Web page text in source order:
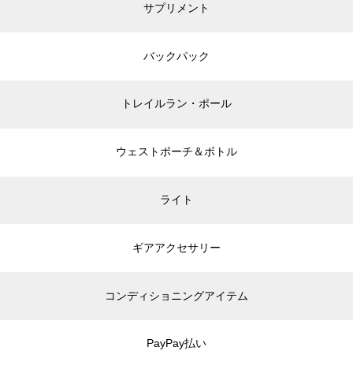
サプリメント
バックパック
トレイルラン・ポール
ウェストポーチ＆ボトル
ライト
ギアアクセサリー
コンディショニングアイテム
PayPay払い